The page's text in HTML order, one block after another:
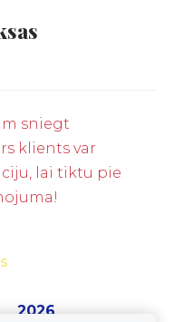
sniegt
klients var
lai tiktu pie
2026